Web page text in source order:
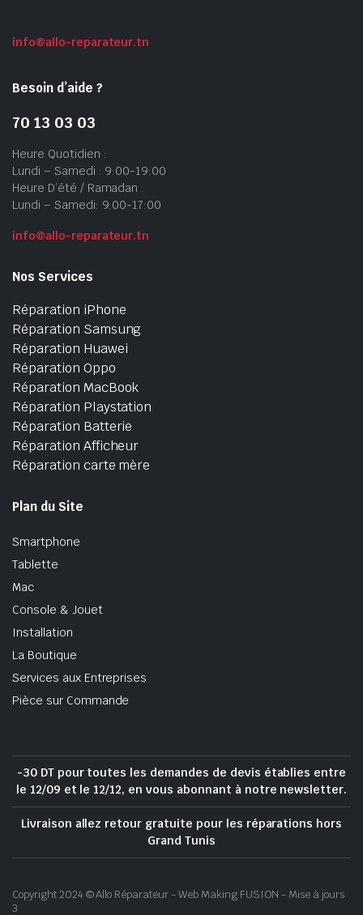
info@allo-reparateur.tn
Besoin d’aide ?
70 13 03 03
Heure Quotidien :
Lundi – Samedi : 9:00-19:00
Heure D’été / Ramadan :
Lundi – Samedi: 9:00-17:00
info@allo-reparateur.tn
Nos Services
Réparation iPhone
Réparation Samsung
Réparation Huawei
Réparation Oppo
Réparation MacBook
Réparation Playstation
Réparation Batterie
Réparation Afficheur
Réparation carte mère
Plan du Site
Smartphone
Tablette
Mac
Console & Jouet
Installation
La Boutique
Services aux Entreprises
Pièce sur Commande
-30 DT pour toutes les demandes de devis établies entre
le 12/09 et le 12/12, en vous abonnant à notre newsletter.
Livraison allez retour gratuite pour les réparations hors
Grand Tunis
Copyright 2024 © Allo Réparateur - Web Making FUSION - Mise à jours
3